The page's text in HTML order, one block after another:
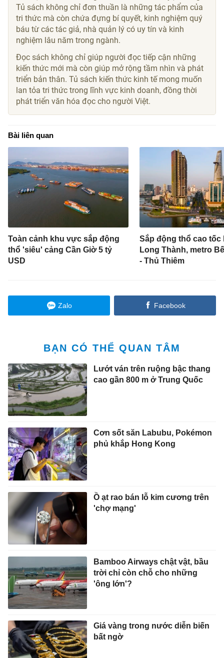
Tủ sách không chỉ đơn thuần là những tác phẩm của
tri thức mà còn chứa đựng bí quyết, kinh nghiệm quý
báu từ các tác giả, nhà quản lý có uy tín và kinh
nghiệm lâu năm trong ngành.
Đọc sách không chỉ giúp người đọc tiếp cận những
kiến thức mới mà còn giúp mở rộng tầm nhìn và phát
triển bản thân. Tủ sách kiến thức kinh tế mong muốn
lan tỏa tri thức trong lĩnh vực kinh doanh, đồng thời
phát triển văn hóa đọc cho người Việt.
Bài liên quan
Toàn cảnh khu vực sắp động
thổ 'siêu' cảng Cần Giờ 5 tỷ
USD
Sắp động thổ cao tốc
Long Thành, metro
- Thủ Thiêm
Zalo Facebook
BẠN CÓ THỂ QUAN TÂM
Lướt ván trên ruộng bậc thang
cao gần 800 m ở Trung Quốc
Cơn sốt săn Labubu, Pokémon
phủ khắp Hong Kong
Ồ ạt rao bán lỗ kim cương trên
'chợ mạng'
Bamboo Airways chật vật, bầu
trời chỉ còn chỗ cho những
'ông lớn'?
Giá vàng trong nước diễn biến
bất ngờ